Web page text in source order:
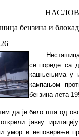
бензина и
се пореде са
кашњењима у
кампањом
бензина лета
да је било шта од
јавну
умор и неповерење